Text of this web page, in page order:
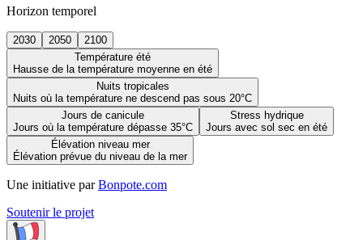
Horizon temporel
2030 2050
2100
Température été
Hausse de la température moyenne en été
Nuits tropicales
Nuits où la température ne descend pas sous 20°C
Jours de canicule
Jours où la température dépasse 35°C
Stress hydrique
Jours avec sol sec en été
Élévation niveau mer
Élévation prévue du niveau de la mer
Une initiative par Bonpote.com
Soutenir le projet